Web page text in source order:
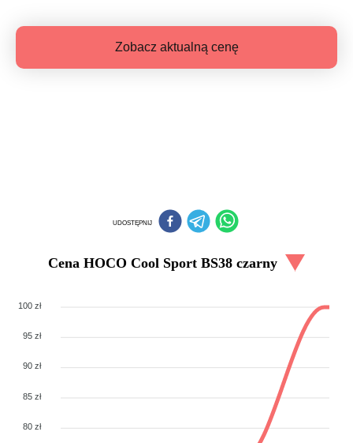
Zobacz aktualną cenę
UDOSTĘPNIJ
Cena HOCO Cool Sport BS38 czarny
100 zł
95 zł
90 zł
85 zł
80 zł